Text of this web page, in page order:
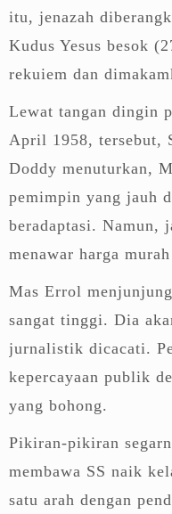
itu, jenazah
Kudus Yesus besok
rekuiem dan
Lewat tangan dingin
April 1958, tersebut,
Doddy menuturkan,
pemimpin yang jauh
beradaptasi. Namun,
menawar harga
Mas Errol
sangat tinggi. Dia
jurnalistik dicacati.
kepercayaan publik
yang bohong.
Pikiran-pikiran
membawa SS naik
satu arah dengan